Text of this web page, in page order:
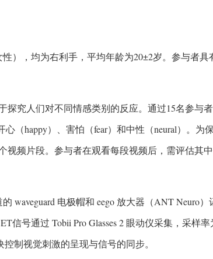
），均为右利手，平均年龄为20±2岁。参与者具
探究人们对不同情感类别的反应。通过15名参与
（happy）、害怕（fear）和中性（neural）。为
视频片段。参与者在观看每段视频后，需评估其
waveguard 电极帽和 eego 放大器（ANT Neuro
信号通过 Tobii Pro Glasses 2 眼动仪采集，采样率
制视觉刺激的呈现与信号的同步。